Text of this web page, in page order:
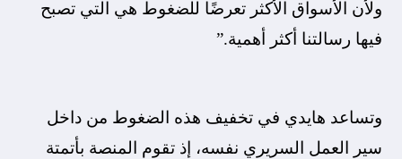
ولأن الأسواق الأكثر تعرضًا للضغوط هي التي تصبح
فيها رسالتنا أكثر أهمية.”
وتساعد هايدي في تخفيف هذه الضغوط من داخل
سير العمل السريري نفسه، إذ تقوم المنصة بأتمتة